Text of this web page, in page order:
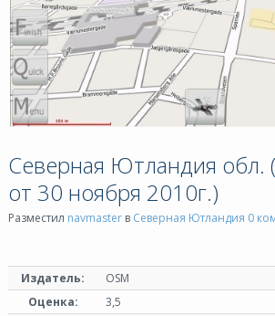
Северная Ютландия обл.
от 30 ноября 2010г.)
Разместил navmaster в Северная Ютландия 0
Издатель:
OSM
Оценка:
3,5